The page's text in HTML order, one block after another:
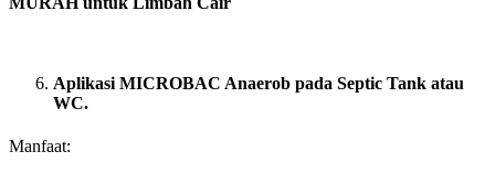
Aplikasi MICROBAC Anaerob pada Septic Tank atau
WC.
Manfaat: